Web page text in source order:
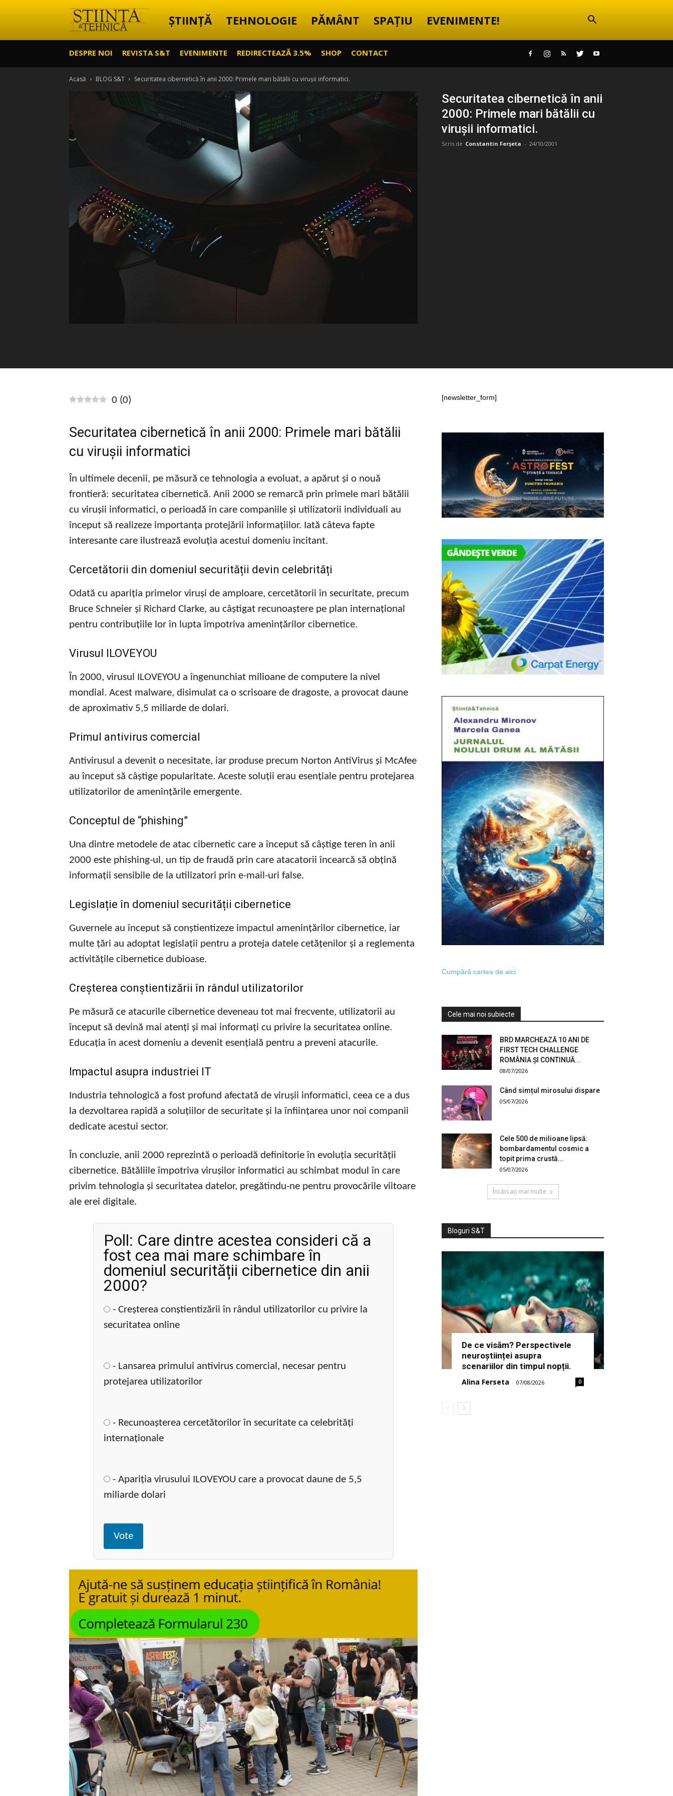
Știință
Tehnică
ȘTIINȚĂ TEHNOLOGIE PĂMÂNT SPAȚIU EVENIMENTE!
DESPRE NOI REVISTA S&T EVENIMENTE REDIRECTEAZĂ 3.5% SHOP CONTACT
Acasă BLOG S&T Securitatea cibernetică în anii 2000: Primele mari bătălii cu virușii informatici.
Securitatea cibernetică în anii
2000: Primele mari bătălii cu
virușii informatici.
Scris de Constantin Ferșeta - 24/10/2001
0 (0)
Securitatea cibernetică în anii 2000: Primele mari bătălii
cu virușii informatici
În ultimele decenii, pe măsură ce tehnologia a evoluat, a apărut și o nouă
frontieră: securitatea cibernetică. Anii 2000 se remarcă prin primele mari bătălii
cu virușii informatici, o perioadă în care companiile și utilizatorii individuali au
început să realizeze importanța protejării informațiilor. Iată câteva fapte
interesante care ilustrează evoluția acestui domeniu incitant.
Cercetătorii din domeniul securității devin celebrități
Odată cu apariția primelor viruși de amploare, cercetătorii în securitate, precum
Bruce Schneier și Richard Clarke, au câștigat recunoaștere pe plan internațional
pentru contribuțiile lor în lupta împotriva amenințărilor cibernetice.
Virusul ILOVEYOU
În 2000, virusul ILOVEYOU a îngenunchiat milioane de computere la nivel
mondial. Acest malware, disimulat ca o scrisoare de dragoste, a provocat daune
de aproximativ 5,5 miliarde de dolari.
Primul antivirus comercial
Antivirusul a devenit o necesitate, iar produse precum Norton AntiVirus și McAfee
au început să câștige popularitate. Aceste soluții erau esențiale pentru protejarea
utilizatorilor de amenințările emergente.
Conceptul de “phishing”
Una dintre metodele de atac cibernetic care a început să câștige teren în anii
2000 este phishing-ul, un tip de fraudă prin care atacatorii încearcă să obțină
informații sensibile de la utilizatori prin e-mail-uri false.
Legislație în domeniul securității cibernetice
Guvernele au început să conștientizeze impactul amenințărilor cibernetice, iar
multe țări au adoptat legislații pentru a proteja datele cetățenilor și a reglementa
activitățile cibernetice dubioase.
Creșterea conștientizării în rândul utilizatorilor
Pe măsură ce atacurile cibernetice deveneau tot mai frecvente, utilizatorii au
început să devină mai atenți și mai informați cu privire la securitatea online.
Educația în acest domeniu a devenit esențială pentru a preveni atacurile.
Impactul asupra industriei IT
Industria tehnologică a fost profund afectată de virușii informatici, ceea ce a dus
la dezvoltarea rapidă a soluțiilor de securitate și la înființarea unor noi companii
dedicate acestui sector.
În concluzie, anii 2000 reprezintă o perioadă definitorie în evoluția securității
cibernetice. Bătăliile împotriva virușilor informatici au schimbat modul în care
privim tehnologia și securitatea datelor, pregătindu-ne pentru provocările viitoare
ale erei digitale.
Poll: Care dintre acestea consideri că a
fost cea mai mare schimbare în
domeniul securității cibernetice din anii
2000?
- Creșterea conștientizării în rândul utilizatorilor cu privire la
securitatea online
- Lansarea primului antivirus comercial, necesar pentru
protejarea utilizatorilor
- Recunoașterea cercetătorilor în securitate ca celebrități
internaționale
- Apariția virusului ILOVEYOU care a provocat daune de 5,5
miliarde dolari
Vote
[newsletter_form]
Cumpără cartea de aici
Cele mai noi subiecte
BRD MARCHEAZĂ 10 ANI DE
FIRST TECH CHALLENGE
ROMÂNIA ȘI CONTINUĂ...
08/07/2026
Când simțul mirosului dispare
05/07/2026
Cele 500 de milioane lipsă:
bombardamentul cosmic a
topit prima crustă...
05/07/2026
Încărcați mai multe
Bloguri S&T
De ce visăm? Perspectivele
neuroștiinței asupra
scenariilor din timpul nopții.
Alina Ferseta - 07/08/2026 0